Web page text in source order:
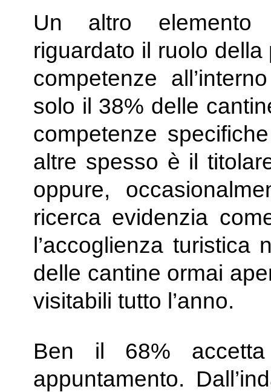
Un altro elemento
riguardato il ruolo
competenze
solo il 38% delle
competenze
altre spesso è il
oppure,
ricerca evidenzia
l’accoglienza
delle cantine ormai
visitabili tutto l’anno.
Ben il 68%
appuntamento.